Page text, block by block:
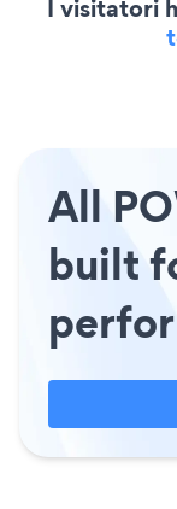
I visitatori
All
built